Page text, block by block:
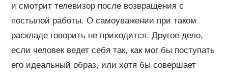
и смотрит телевизор после возвращения с
постылой работы. О самоуважении при таком
раскладе говорить не приходится. Другое дело,
если человек ведет себя так, как мог бы поступать
его идеальный образ, или хотя бы совершает